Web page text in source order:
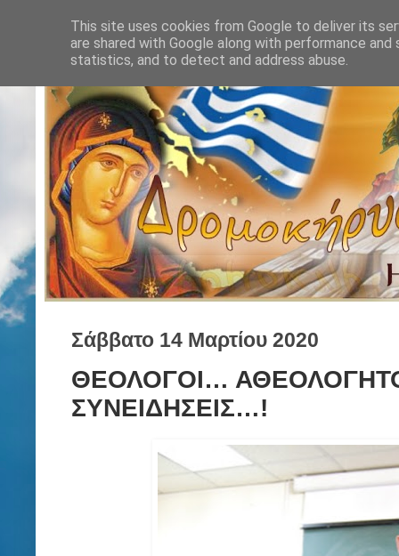
Σάββατο 14 Μαρτίου 2020
ΘΕΟΛΟΓΟΙ…
ΣΥΝΕΙΔΗΣΕΙΣ…!
This site uses cookies from Google to deliver its
are shared with Google along with performance
statistics, and to detect and address abuse.